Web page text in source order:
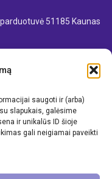
saugoti ir (arba)
slapukais, galėsime
ir unikalūs ID šioje
gali neigiamai paveikti
51185 Kaunas